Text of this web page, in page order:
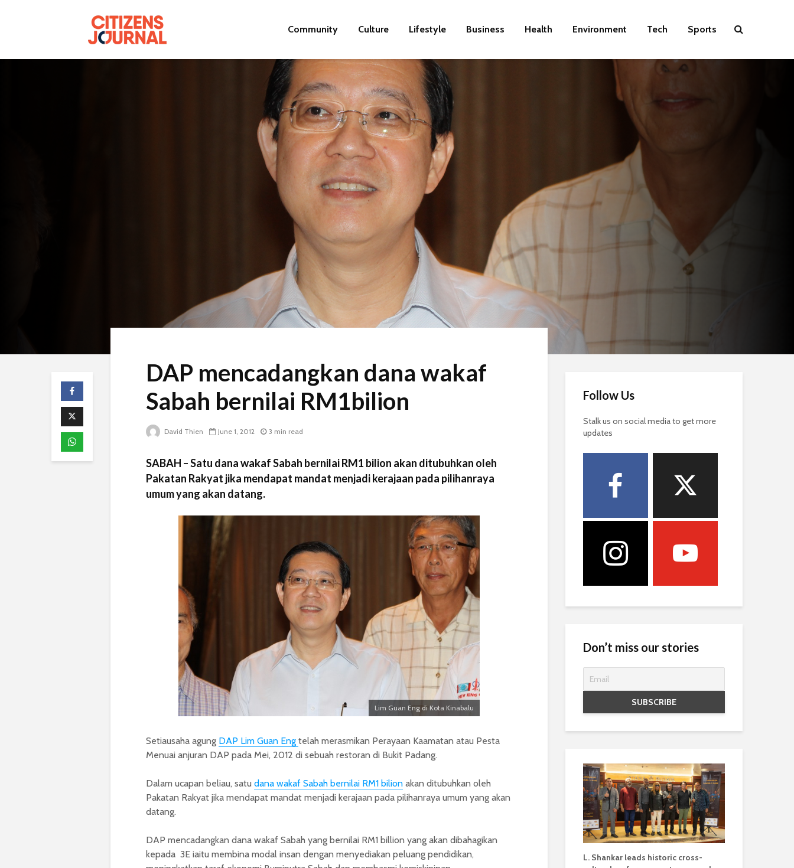
Community Culture Lifestyle Business Health Environment Tech Sports
DAP mencadangkan dana wakaf
Sabah bernilai RM1bilion
David Thien June 1, 2012 3 min read
SABAH – Satu dana wakaf Sabah bernilai RM1 bilion akan ditubuhkan oleh
Pakatan Rakyat jika mendapat mandat menjadi kerajaan pada pilihanraya
umum yang akan datang.
Lim Guan Eng di Kota Kinabalu
Setiausaha agung DAP Lim Guan Eng telah merasmikan Perayaan Kaamatan atau Pesta
Menuai anjuran DAP pada Mei, 2012 di sebuah restoran di Bukit Padang.
Dalam ucapan beliau, satu dana wakaf Sabah bernilai RM1 bilion akan ditubuhkan oleh
Pakatan Rakyat jika mendapat mandat menjadi kerajaan pada pilihanraya umum yang akan
datang.
DAP mencadangkan dana wakaf Sabah yang bernilai RM1 billion yang akan dibahagikan
kepada 3E iaitu membina modal insan dengan menyediakan peluang pendidikan,
Follow Us
Stalk us on social media to get more
updates
Don’t miss our stories
L. Shankar leads historic cross-